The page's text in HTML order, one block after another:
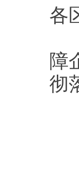
各
障
彻